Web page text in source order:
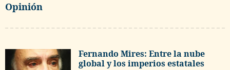
Opinión
Fernando Mires: Entre la nube
global y los imperios estatales